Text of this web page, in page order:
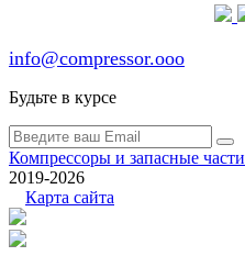
info@compressor.ooo
Будьте в курсе
Компрессоры и запасные части
2019-2026
Карта сайта